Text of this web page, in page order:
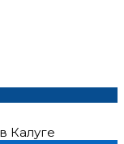
Калуге